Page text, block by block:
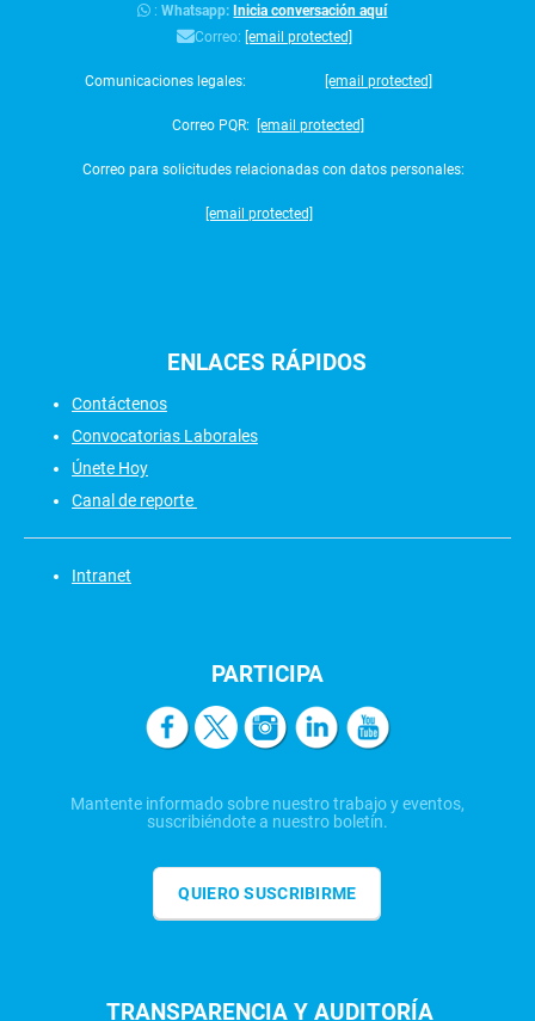
:Whatsapp:Inicia conversación aquí
Correo: [email protected]
Comunicaciones legales: [email protected]
Correo PQR: [email protected]
Correo para solicitudes relacionadas con datos personales:
[email protected]
ENLACES RÁPIDOS
Contáctenos
Convocatorias Laborales
Únete Hoy
Canal de reporte
Intranet
PARTICIPA
Mantente informado sobre nuestro trabajo y eventos,
suscribiéndote a nuestro boletín.
QUIERO SUSCRIBIRME
TRANSPARENCIA Y AUDITORÍA